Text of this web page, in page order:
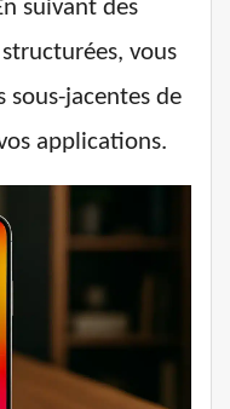
suivant des
vous
sous-jacentes de
applications.